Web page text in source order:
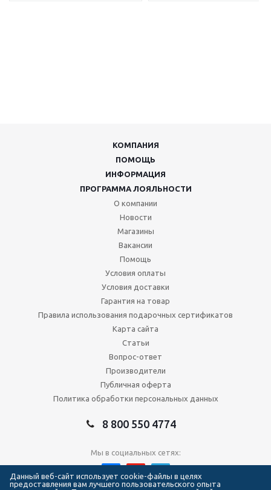
КОМПАНИЯ
ПОМОЩЬ
ИНФОРМАЦИЯ
ПРОГРАММА ЛОЯЛЬНОСТИ
О компании
Новости
Магазины
Вакансии
Помощь
Условия оплаты
Условия доставки
Гарантия на товар
Правила использования подарочных сертификатов
Карта сайта
Статьи
Вопрос-ответ
Производители
Публичная оферта
Политика обработки персональных данных
8 800 550 4774
Мы в социальных сетях:
Данный веб-сайт использует cookie-файлы в целях
предоставления вам лучшего пользовательского опыта